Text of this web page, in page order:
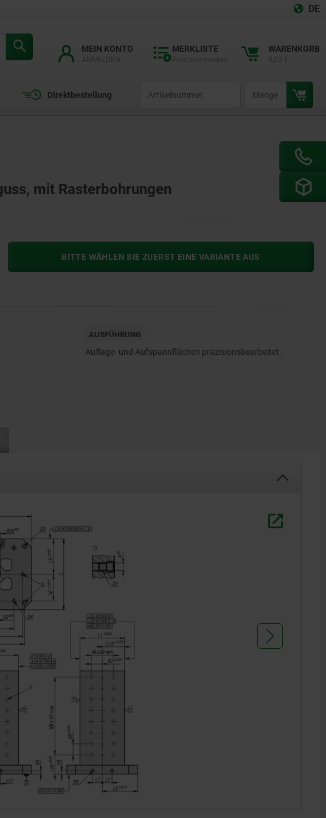
DE
MEIN KONTO MERKLISTE WARENKORB
Direktbestellung
mit Rasterbohrungen
BITTE WÄHLEN SIE ZUERST EINE VARIANTE AUS
AUSFÜHRUNG
Auflage- und Aufspannflächen präzisionsbearbeitet.